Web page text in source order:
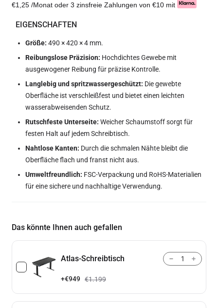
€1,25/Monat oder 3 zinsfreie Zahlungen von €10mit
EIGENSCHAFTEN
Größe: 490 × 420 × 4 mm.
Reibungslose Präzision: Hochdichtes Gewebe mit
ausgewogener Reibung für präzise Kontrolle.
Langlebig und spritzwassergeschützt: Die gewebte
Oberfläche ist verschleißfest und bietet einen leichten
wasserabweisenden Schutz.
Rutschfeste Unterseite: Weicher Schaumstoff sorgt für
festen Halt auf jedem Schreibtisch.
Nahtlose Kanten: Durch die schmalen Nähte bleibt die
Oberfläche flach und franst nicht aus.
Umweltfreundlich: FSC-Verpackung und RoHS-Materialien
für eine sichere und nachhaltige Verwendung.
Das könnte Ihnen auch gefallen
Atlas-Schreibtisch
+€949 €1.199